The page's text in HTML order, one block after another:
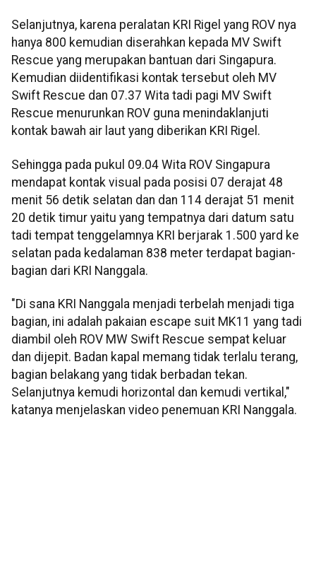
Selanjutnya, karena peralatan KRI Rigel yang ROV nya
hanya 800 kemudian diserahkan kepada MV Swift
Rescue yang merupakan bantuan dari Singapura.
Kemudian diidentifikasi kontak tersebut oleh MV
Swift Rescue dan 07.37 Wita tadi pagi MV Swift
Rescue menurunkan ROV guna menindaklanjuti
kontak bawah air laut yang diberikan KRI Rigel.
Sehingga pada pukul 09.04 Wita ROV Singapura
mendapat kontak visual pada posisi 07 derajat 48
menit 56 detik selatan dan dan 114 derajat 51 menit
20 detik timur yaitu yang tempatnya dari datum satu
tadi tempat tenggelamnya KRI berjarak 1.500 yard ke
selatan pada kedalaman 838 meter terdapat bagian-
bagian dari KRI Nanggala.
"Di sana KRI Nanggala menjadi terbelah menjadi tiga
bagian, ini adalah pakaian escape suit MK11 yang tadi
diambil oleh ROV MW Swift Rescue sempat keluar
dan dijepit. Badan kapal memang tidak terlalu terang,
bagian belakang yang tidak berbadan tekan.
Selanjutnya kemudi horizontal dan kemudi vertikal,"
katanya menjelaskan video penemuan KRI Nanggala.